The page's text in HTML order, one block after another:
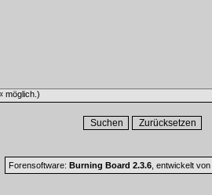
möglich.)
Forensoftware: Burning Board 2.3.6, entwickelt von